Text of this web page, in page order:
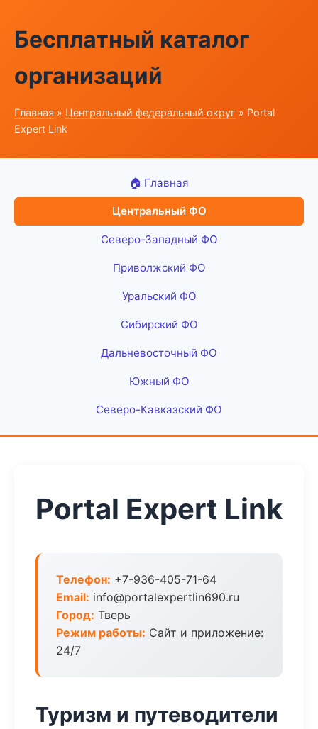
Бесплатный каталог
организаций
Главная » Центральный федеральный округ » Portal
Expert Link
🏠 Главная
Центральный ФО
Северо-Западный ФО
Приволжский ФО
Уральский ФО
Сибирский ФО
Дальневосточный ФО
Южный ФО
Северо-Кавказский ФО
Portal Expert Link
Телефон: +7-936-405-71-64
Email: info@portalexpertlin690.ru
Город: Тверь
Режим работы: Сайт и приложение:
24/7
Туризм и путеводители